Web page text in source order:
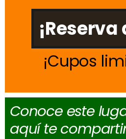
Cupos
Conoce este
aquí te